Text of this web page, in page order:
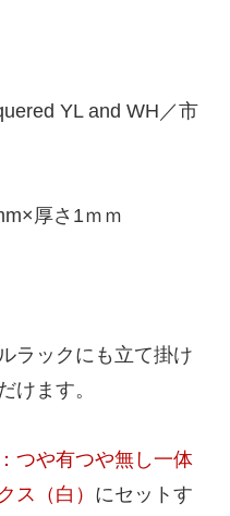
YL and WH／市
厚さ1ｍｍ
ラックにも立て掛け
けます。
つや有つや無し一体
ス（白） にセットす